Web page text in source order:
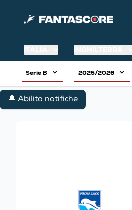
Serie B 2025/2026
🔔 Abilita notifiche